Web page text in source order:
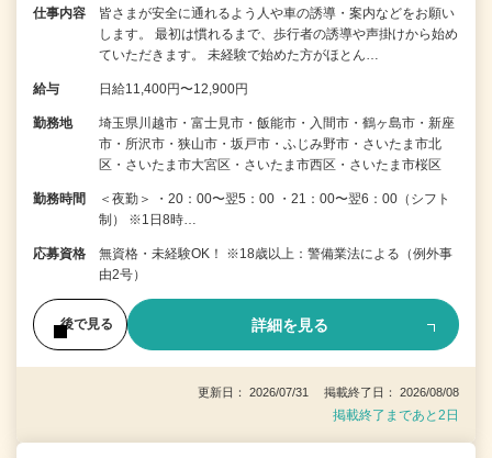
仕事内容
皆さまが安全に通れるよう人や車の誘導・案内などをお願い
します。 最初は慣れるまで、歩行者の誘導や声掛けから始め
ていただきます。 未経験で始めた方がほとん…
給与 日給11,400円〜12,900円
勤務地
埼玉県川越市・富士見市・飯能市・入間市・鶴ヶ島市・新座
市・所沢市・狭山市・坂戸市・ふじみ野市・さいたま市北
区・さいたま市大宮区・さいたま市西区・さいたま市桜区
勤務時間
＜夜勤＞ ・20：00〜翌5：00 ・21：00〜翌6：00（シフト
制） ※1日8時…
応募資格
無資格・未経験OK！ ※18歳以上：警備業法による（例外事
由2号）
後で見る 詳細を見る
更新日： 2026/07/31 掲載終了日： 2026/08/08
掲載終了まであと2日